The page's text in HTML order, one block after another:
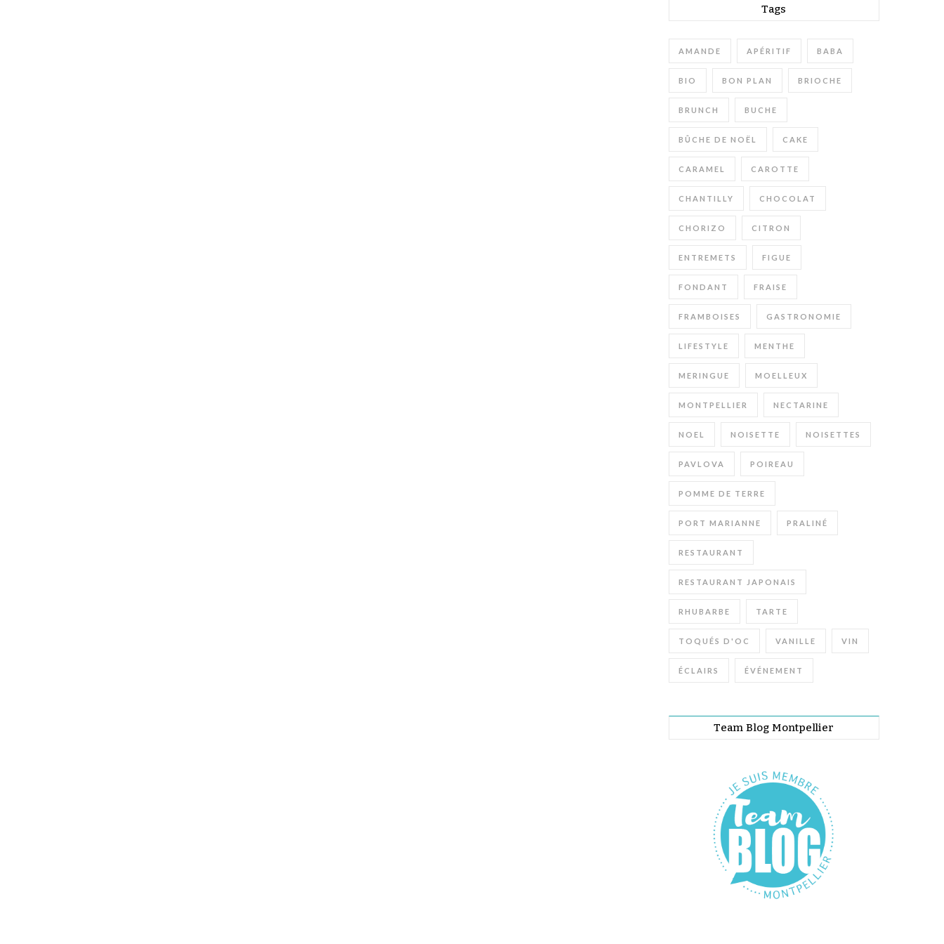
Tags
AMANDE APÉRITIF BABA
BIO BON PLAN BRIOCHE
BRUNCH BUCHE
BÛCHE DE NOËL CAKE
CARAMEL CAROTTE
CHANTILLY CHOCOLAT
CHORIZO CITRON
ENTREMETS FIGUE
FONDANT FRAISE
FRAMBOISES GASTRONOMIE
LIFESTYLE MENTHE
MERINGUE MOELLEUX
MONTPELLIER NECTARINE
NOEL NOISETTE NOISETTES
PAVLOVA POIREAU
POMME DE TERRE
PORT MARIANNE PRALINÉ
RESTAURANT
RESTAURANT JAPONAIS
RHUBARBE TARTE
TOQUÉS D'OC VANILLE VIN
ÉCLAIRS ÉVÉNEMENT
Team Blog Montpellier